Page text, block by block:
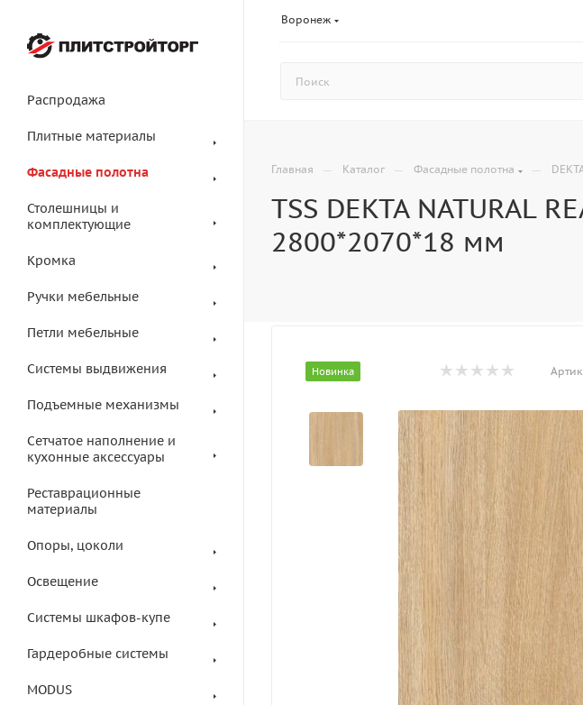
Воронеж
Распродажа
Плитные материалы
Фасадные полотна
Столешницы и
комплектующие
Кромка
Ручки мебельные
Петли мебельные
Системы выдвижения
Подъемные механизмы
Сетчатое наполнение и
кухонные аксессуары
Реставрационные
материалы
Опоры, цоколи
Освещение
Системы шкафов-купе
Гардеробные системы
MODUS
Главная — Каталог — Фасадные полотна —
TSS DEKTA NATURAL
2800*2070*18 мм
Новинка